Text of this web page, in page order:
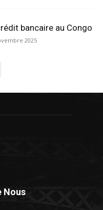
bancaire au Congo
2025
Nous